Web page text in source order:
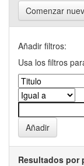
Comenzar
Añadir filtros:
Usa los filtros
Resultados por